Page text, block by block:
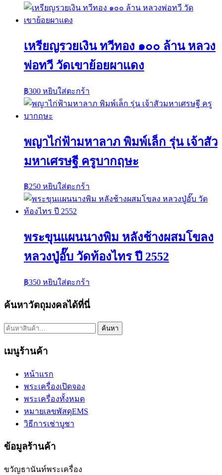
เหรียญรวยเงิน ทวีทอง ๑๐๐ ล้าน หลวง
พ่อทวี วัดเขาย้อยผาแดง
฿300 หยิบใส่ตะกร้า
พญาไก่ฟ้ามหาลาภ พิมพ์เล็ก รุ่น เจ้าสัว
มหาเศรษฐี ครูบากฤษะ
฿250 หยิบใส่ตะกร้า
พระขุนแผนนางพิม หลังช้างผสมโขลง
หลวงปู่อั๊บ วัดท้องไทร ปี 2552
฿350 หยิบใส่ตะกร้า
ค้นหาวัตถุมงคลได้ที่นี่
ค้นหา: ค้นหา
เมนูร้านค้า
หน้าแรก
พระเครื่องเปิดจอง
พระเครื่องทั้งหมด
หมายเลขพัสดุEMS
วิธีการเช่าบูชา
ข้อมูลร้านค้า
ขวัญธานันท์พระเครื่อง